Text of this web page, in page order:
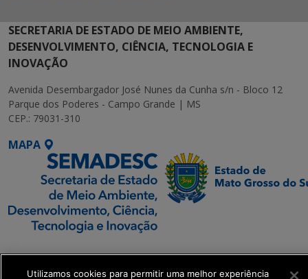
SECRETARIA DE ESTADO DE MEIO AMBIENTE,
DESENVOLVIMENTO, CIÊNCIA, TECNOLOGIA E
INOVAÇÃO
Avenida Desembargador José Nunes da Cunha s/n - Bloco 12
Parque dos Poderes - Campo Grande | MS
CEP.: 79031-310
MAPA
SETDIG | Secretaria-
Executiva de
Utilizamos cookies para permitir uma melhor experiência